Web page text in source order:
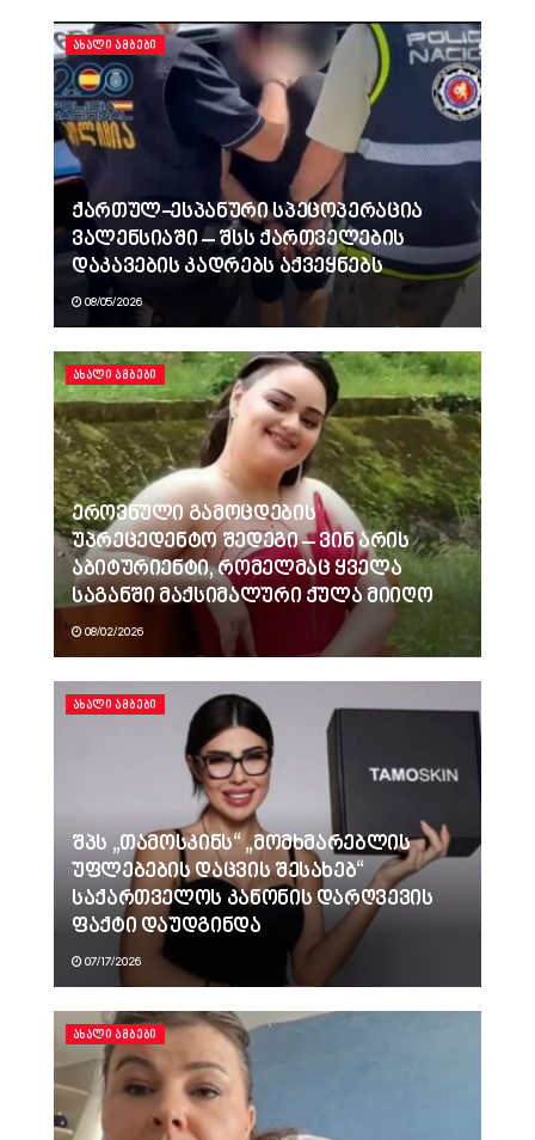
ᲐᲮᲐᲚᲘ ᲐᲛᲑᲔᲑᲘ
ქართულ-ესპანური სპეცოპერაცია
ვალენსიაში – შსს ქართველების
დაკავების კადრებს აქვეყნებს
08/05/2026
ᲐᲮᲐᲚᲘ ᲐᲛᲑᲔᲑᲘ
ეროვნული გამოცდების
უპრეცედენტო შედეგი – ვინ არის
აბიტურიენტი, რომელმაც ყველა
საგანში მაქსიმალური ქულა მიიღო
08/02/2026
ᲐᲮᲐᲚᲘ ᲐᲛᲑᲔᲑᲘ
შპს „თამოსკინს“ „მომხმარებლის
უფლებების დაცვის შესახებ“
საქართველოს კანონის დარღვევის
ფაქტი დაუდგინდა
07/17/2026
ᲐᲮᲐᲚᲘ ᲐᲛᲑᲔᲑᲘ